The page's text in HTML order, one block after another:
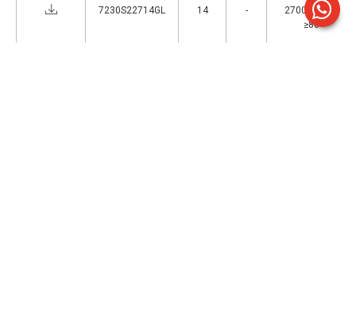
7230S22714GL 14 -
2700°K - CRI
≥80